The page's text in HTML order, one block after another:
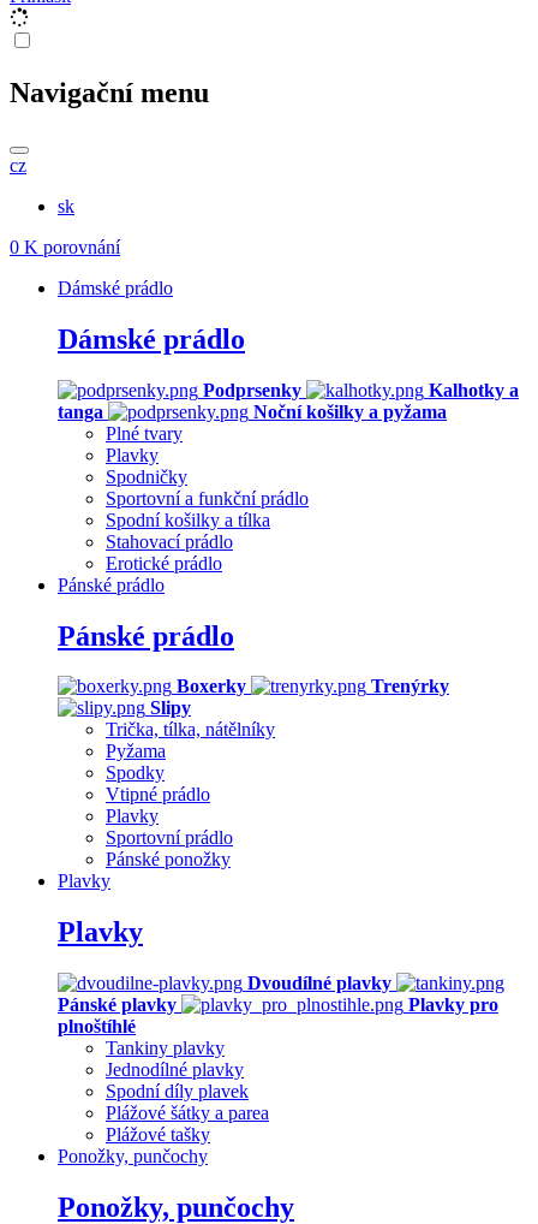
Navigační menu
cz
sk
0 K porovnání
Dámské prádlo
Dámské prádlo
Podprsenky
Kalhotky a
tanga
Noční košilky a pyžama
Plné tvary
Plavky
Spodničky
Sportovní a funkční prádlo
Spodní košilky a tílka
Stahovací prádlo
Erotické prádlo
Pánské prádlo
Pánské prádlo
Boxerky
Trenýrky
Slipy
Trička, tílka, nátělníky
Pyžama
Spodky
Vtipné prádlo
Plavky
Sportovní prádlo
Pánské ponožky
Plavky
Plavky
Dvoudílné plavky
Pánské plavky
Plavky pro
plnoštíhlé
Tankiny plavky
Jednodílné plavky
Spodní díly plavek
Plážové šátky a parea
Plážové tašky
Ponožky, punčochy
Ponožky, punčochy